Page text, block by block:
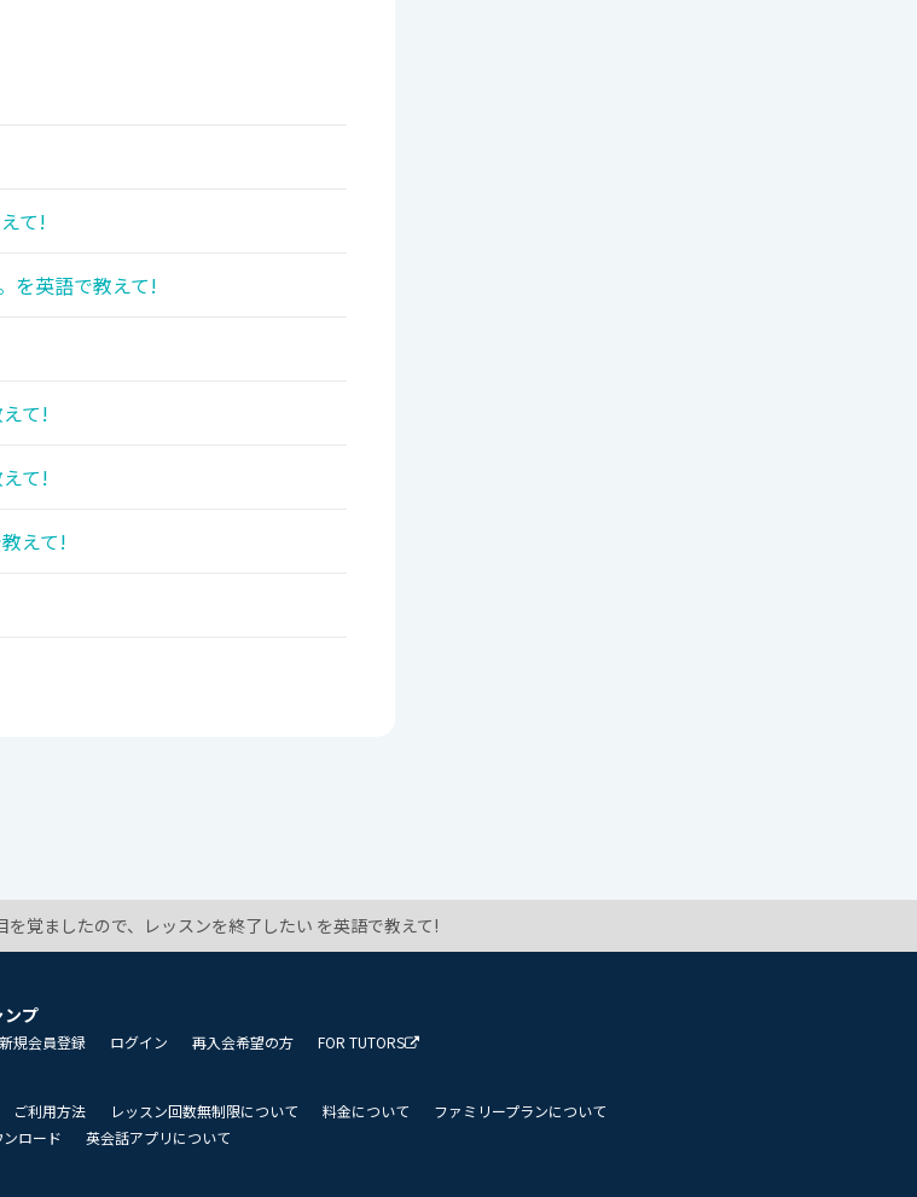
て!
を英語で教えて!
て!
て!
えて!
を覚ましたので、レッスンを終了したい を英語で教えて!
ンプ
新規会員登録 ログイン 再入会希望の方 FOR TUTORS
ご利用方法 レッスン回数無制限について 料金について
ファミリープランについて
ロード
英会話アプリについて